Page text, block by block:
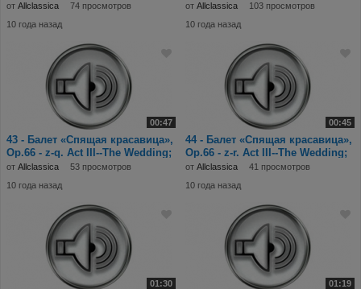
N.24
от Allclassica
74 просмотров
10 года назад
N.25
от Allclassica
103 просмотров
10 года назад
00:47
43 - Балет «Спящая красавица»,
Op.66 - z-q. Act III--The Wedding;
N.25
от Allclassica
53 просмотров
10 года назад
00:45
44 - Балет «Спящая красавица»,
Op.66 - z-r. Act III--The Wedding;
N.25
от Allclassica
41 просмотров
10 года назад
01:30 01:19